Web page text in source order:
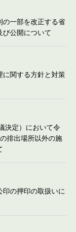
の一部を改正する省
び公開について
に関する方針と対策
決定）において令
排出場所以外の施
の押印の取扱いに